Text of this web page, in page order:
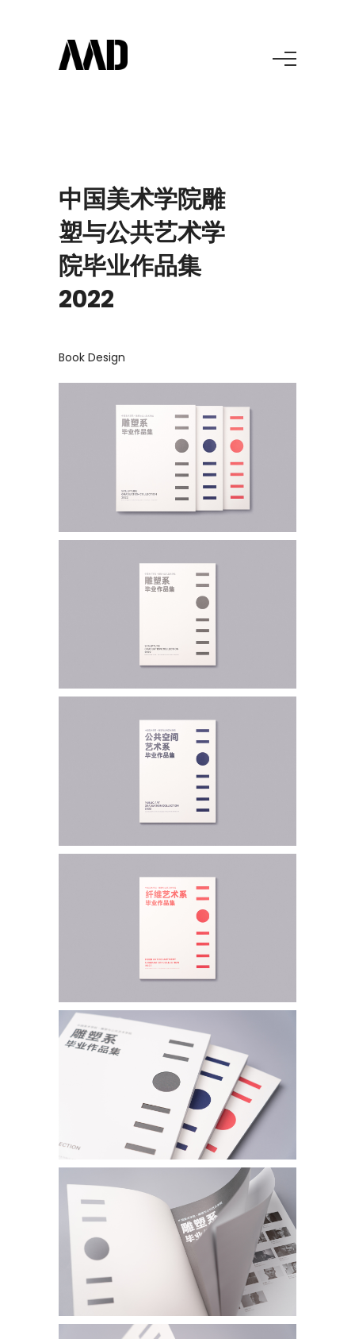
中国美术学院雕
塑与公共艺术学
院毕业作品集
2022
Book Design